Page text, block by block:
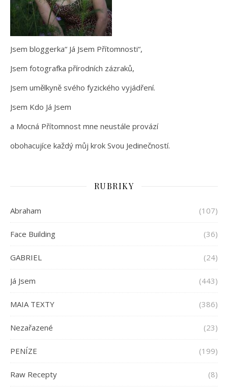
Jsem bloggerka“ Já Jsem Přítomnosti“,
Jsem fotografka přírodních zázraků,
Jsem umělkyně svého fyzického vyjádření.
Jsem Kdo Já Jsem
a Mocná Přítomnost mne neustále provází
obohacujíce každý můj krok Svou Jedinečností.
RUBRIKY
Abraham (107)
Face Building (36)
GABRIEL (24)
Já Jsem (443)
MAIA TEXTY (386)
Nezařazené (23)
PENÍZE (199)
Raw Recepty (8)